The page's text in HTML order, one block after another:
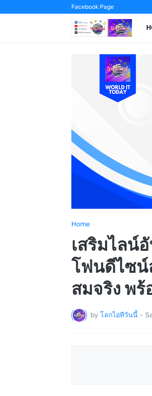
Facebook Page
Home
เสริมไลน์
โฟนดีไซน์
สมจริง พ
by โลกไอทีวันนี้ -